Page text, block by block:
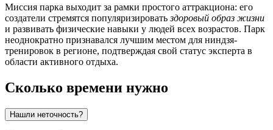
Миссия парка выходит за рамки простого аттракциона: его
создатели стремятся популяризироватьздоровый образ жизни
и развивать физические навыки у людей всех возрастов. Парк
неоднократно признавался лучшим местом для ниндзя-
тренировок в регионе, подтверждая свой статус эксперта в
области активного отдыха.
Сколько времени нужно
Нашли неточность?